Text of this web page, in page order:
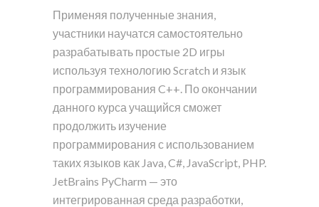
Применяя полученные знания,
участники научатся самостоятельно
разрабатывать простые 2D игры
используя технологию Scratch и язык
программирования C++. По окончании
данного курса учащийся сможет
продолжить изучение
программирования с использованием
таких языков как Java, C#, JavaScript, PHP.
JetBrains PyCharm — это
интегрированная среда разработки,